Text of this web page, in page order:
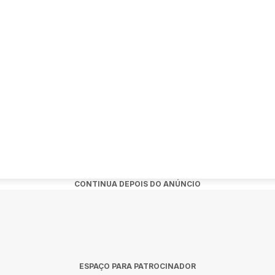
CONTINUA DEPOIS DO ANÚNCIO
ESPAÇO PARA PATROCINADOR